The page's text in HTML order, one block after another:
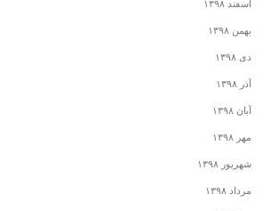
اسفند ۱۳۹۸
بهمن ۱۳۹۸
دی ۱۳۹۸
آذر ۱۳۹۸
آبان ۱۳۹۸
مهر ۱۳۹۸
شهریور ۱۳۹۸
مرداد ۱۳۹۸